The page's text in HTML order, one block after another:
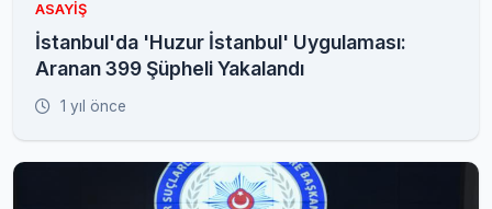
ASAYIŞ
İstanbul'da 'Huzur İstanbul' Uygulaması:
Aranan 399 Şüpheli Yakalandı
1 yıl önce